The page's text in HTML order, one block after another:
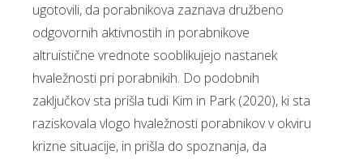
ugotovili, da porabnikova zaznava družbeno
odgovornih aktivnostih in porabnikove
altruistične vrednote sooblikujejo nastanek
hvaležnosti pri porabnikih. Do podobnih
zaključkov sta prišla tudi Kim in Park (2020), ki sta
raziskovala vlogo hvaležnosti porabnikov v okviru
krizne situacije, in prišla do spoznanja, da